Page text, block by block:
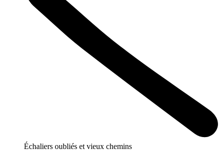
Échaliers oubliés et vieux chemins